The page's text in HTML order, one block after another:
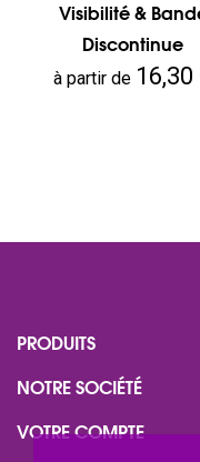
Visibilité &
Discontinue
Prix
à partir de 16,30
PRODUITS
NOTRE SOCIÉTÉ
VOTRE COMPTE